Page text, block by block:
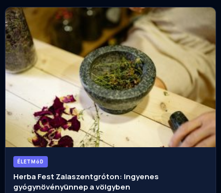
ÉLETMóD
Herba Fest Zalaszentgróton: Ingyenes
gyógynövényünnep a völgyben